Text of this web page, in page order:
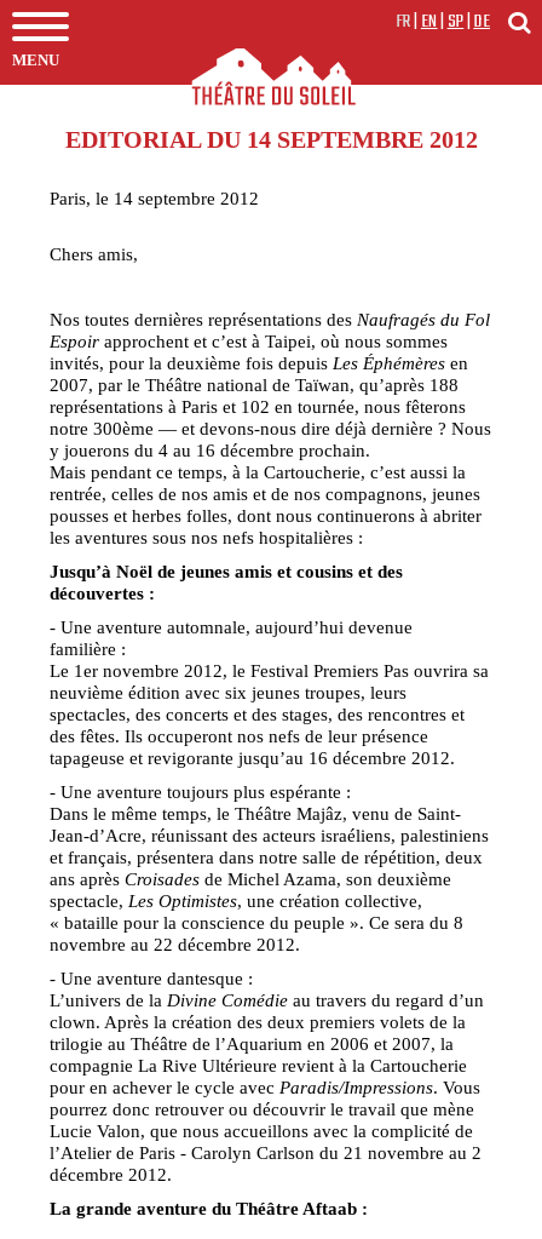
MENU
FR|EN|SP|DE
EDITORIAL DU 14 SEPTEMBRE 2012
Paris, le 14 septembre 2012
Chers amis,
Nos toutes dernières représentations des Naufragés du Fol
Espoir approchent et c’est à Taipei, où nous sommes
invités, pour la deuxième fois depuis Les Éphémères en
2007, par le Théâtre national de Taïwan, qu’après 188
représentations à Paris et 102 en tournée, nous fêterons
notre 300ème — et devons-nous dire déjà dernière ? Nous
y jouerons du 4 au 16 décembre prochain.
Mais pendant ce temps, à la Cartoucherie, c’est aussi la
rentrée, celles de nos amis et de nos compagnons, jeunes
pousses et herbes folles, dont nous continuerons à abriter
les aventures sous nos nefs hospitalières :
Jusqu’à Noël de jeunes amis et cousins et des
découvertes :
- Une aventure automnale, aujourd’hui devenue
familière :
Le 1er novembre 2012, le Festival Premiers Pas ouvrira sa
neuvième édition avec six jeunes troupes, leurs
spectacles, des concerts et des stages, des rencontres et
des fêtes. Ils occuperont nos nefs de leur présence
tapageuse et revigorante jusqu’au 16 décembre 2012.
- Une aventure toujours plus espérante :
Dans le même temps, le Théâtre Majâz, venu de Saint-
Jean-d’Acre, réunissant des acteurs israéliens, palestiniens
et français, présentera dans notre salle de répétition, deux
ans aprèsCroisades de Michel Azama, son deuxième
spectacle, Les Optimistes, une création collective,
« bataille pour la conscience du peuple ». Ce sera du 8
novembre au 22 décembre 2012.
- Une aventure dantesque :
L’univers de la Divine Comédie au travers du regard d’un
clown. Après la création des deux premiers volets de la
trilogie au Théâtre de l’Aquarium en 2006 et 2007, la
compagnie La Rive Ultérieure revient à la Cartoucherie
pour en achever le cycle avec Paradis/Impressions. Vous
pourrez donc retrouver ou découvrir le travail que mène
Lucie Valon, que nous accueillons avec la complicité de
l’Atelier de Paris - Carolyn Carlson du 21 novembre au 2
décembre 2012.
La grande aventure du Théâtre Aftaab :